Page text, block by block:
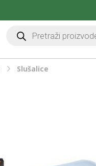
Slušalice